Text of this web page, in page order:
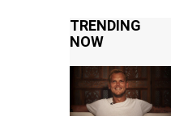
TRENDING
NOW